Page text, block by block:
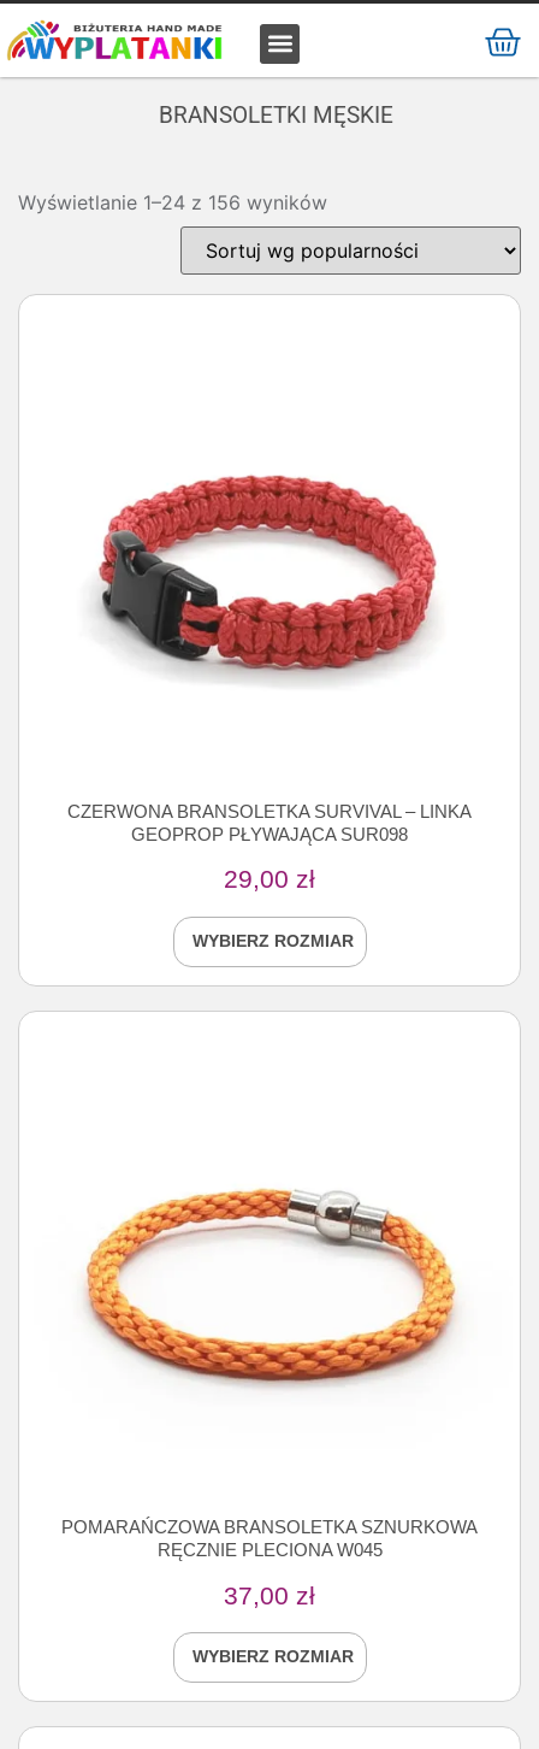
BRANSOLETKI MĘSKIE
Wyświetlanie 1–24 z 156 wyników
CZERWONA BRANSOLETKA SURVIVAL – LINKA
GEOPROP PŁYWAJĄCA SUR098
29,00 zł
WYBIERZ ROZMIAR
POMARAŃCZOWA BRANSOLETKA SZNURKOWA
RĘCZNIE PLECIONA W045
37,00 zł
WYBIERZ ROZMIAR